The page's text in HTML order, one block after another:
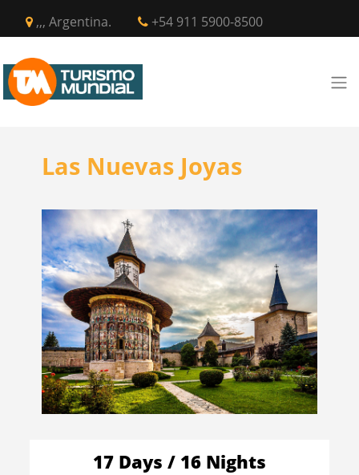
,,, Argentina. +54 911 5900-8500
Las Nuevas Joyas
17 Days / 16 Nights